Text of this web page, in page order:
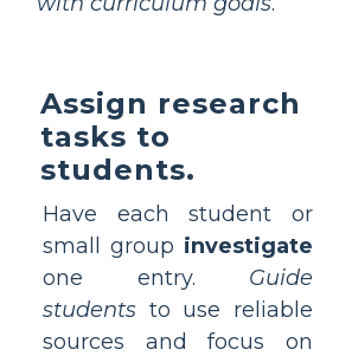
Assign research
tasks to
students.
Have each student or
small group investigate
one entry. Guide
students to use reliable
sources and focus on